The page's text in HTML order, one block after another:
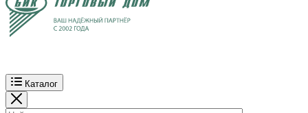
Каталог